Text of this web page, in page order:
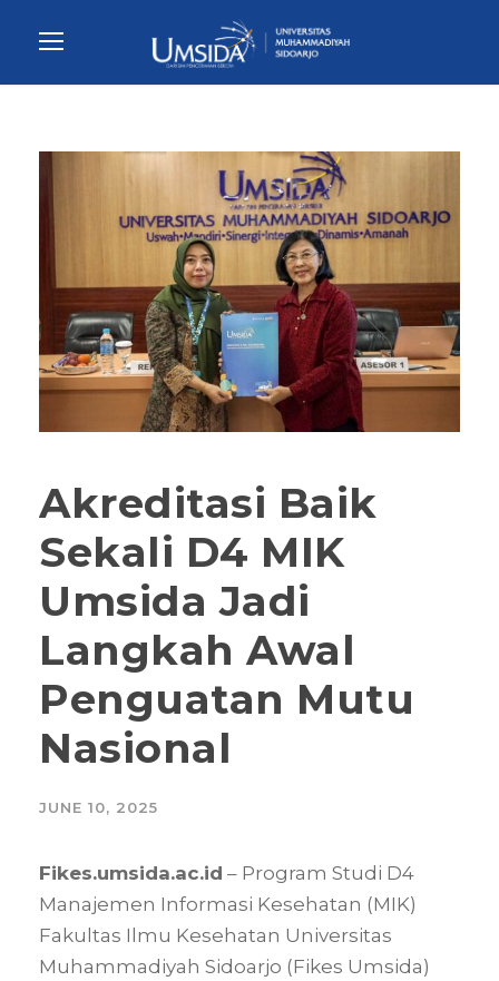
Akreditasi Baik
Sekali D4 MIK
Umsida Jadi
Langkah Awal
Penguatan Mutu
Nasional
JUNE 10, 2025
Fikes.umsida.ac.id – Program Studi D4
Manajemen Informasi Kesehatan (MIK)
Fakultas Ilmu Kesehatan Universitas
Muhammadiyah Sidoarjo (Fikes Umsida)